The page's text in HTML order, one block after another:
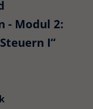
- Modul 2:
I“